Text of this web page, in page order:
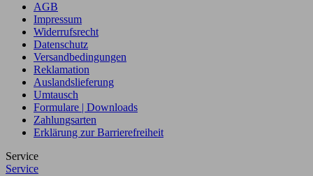
AGB
Impressum
Widerrufsrecht
Datenschutz
Versandbedingungen
Reklamation
Auslandslieferung
Umtausch
Formulare | Downloads
Zahlungsarten
Erklärung zur Barrierefreiheit
Service
Service